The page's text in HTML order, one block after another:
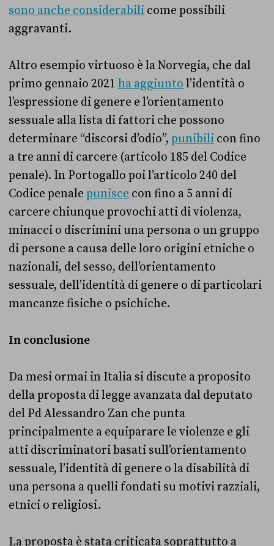
sono anche considerabili come possibili
aggravanti.
Altro esempio virtuoso è la Norvegia, che dal
primo gennaio 2021 ha aggiunto l’identità o
l’espressione di genere e l’orientamento
sessuale alla lista di fattori che possono
determinare “discorsi d’odio”, punibili con fino
a tre anni di carcere (articolo 185 del Codice
penale). In Portogallo poi l’articolo 240 del
Codice penale punisce con fino a 5 anni di
carcere chiunque provochi atti di violenza,
minacci o discrimini una persona o un gruppo
di persone a causa delle loro origini etniche o
nazionali, del sesso, dell’orientamento
sessuale, dell’identità di genere o di particolari
mancanze fisiche o psichiche.
In conclusione
Da mesi ormai in Italia si discute a proposito
della proposta di legge avanzata dal deputato
del Pd Alessandro Zan che punta
principalmente a equiparare le violenze e gli
atti discriminatori basati sull’orientamento
sessuale, l’identità di genere o la disabilità di
una persona a quelli fondati su motivi razziali,
etnici o religiosi.
La proposta è stata criticata soprattutto a